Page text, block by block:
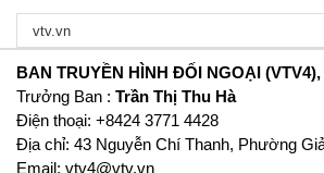
BAN TRUYỀN HÌNH ĐỐI NGOẠI
Trưởng Ban : Trần Thị Thu Hà
Ðiện thoại: +8424 3771 4428
Địa chỉ: 43 Nguyễn Chí Thanh, Phường
Email: vtv4@vtv.vn